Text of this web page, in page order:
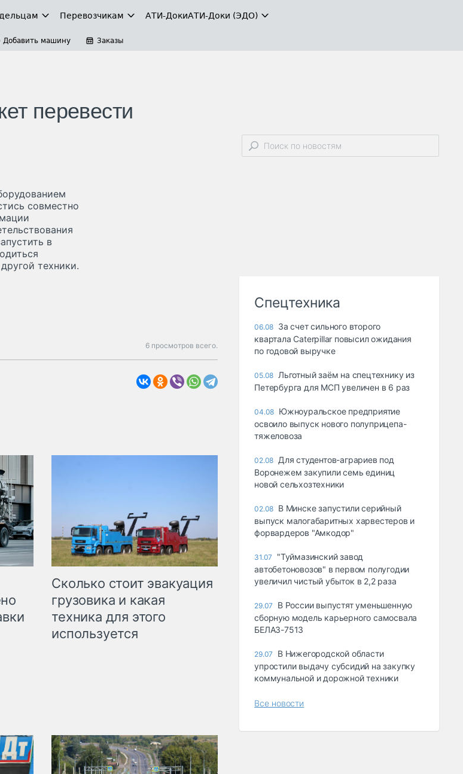
Перевозчикам АТИ-ДокиАТИ-Доки (ЭДО)
Добавить машину Заказы
перевести
совместно
в
техники.
6 просмотров всего.
Сколько стоит эвакуация
грузовика и какая
техника для этого
используется
Спецтехника
06.08 За счет сильного второго
квартала Caterpillar повысил ожидания
по годовой выручке
05.08 Льготный заём на спецтехнику из
Петербурга для МСП увеличен в 6 раз
04.08 Южноуральское предприятие
освоило выпуск нового полуприцепа-
тяжеловоза
02.08 Для студентов-аграриев под
Воронежем закупили семь единиц
новой сельхозтехники
02.08 В Минске запустили серийный
выпуск малогабаритных харвестеров и
форвардеров "Амкодор"
31.07
"Туймазинский завод
автобетоновозов" в первом полугодии
увеличил чистый убыток в 2,2 раза
29.07
В России выпустят уменьшенную
сборную модель карьерного самосвала
БЕЛАЗ-7513
29.07
В Нижегородской области
упростили выдачу субсидий на закупку
коммунальной и дорожной техники
Все новости